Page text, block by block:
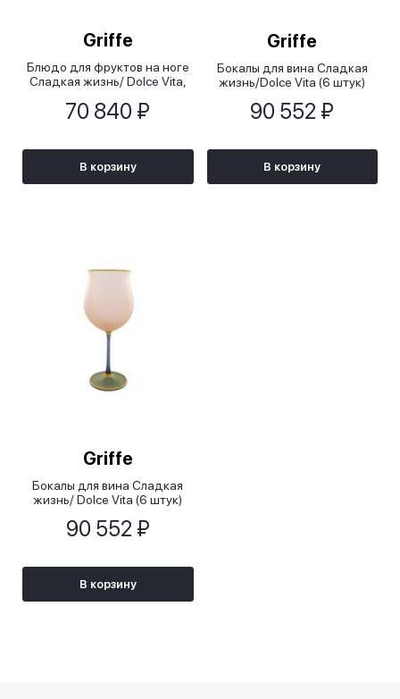
Griffe
Блюдо для фруктов на ноге
Сладкая жизнь/ Dolce Vita,
70 840 ₽
В корзину
Griffe
Бокалы для вина Сладкая
жизнь/Dolce Vita (6 штук)
90 552 ₽
В корзину
Griffe
Бокалы для вина Сладкая
жизнь/ Dolce Vita (6 штук)
90 552 ₽
В корзину